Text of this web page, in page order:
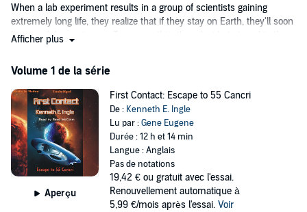
When a lab experiment results in a group of scientists gaining
extremely long life, they realize that if they stay on Earth, they'll soon
become lab specimens. To escape this, they decide to travel to the
©2009 Kenneth E. Ingle (P)2010 Books In Motion
Afficher plus
Volume 1 de la série
Aperçu
First Contact: Escape to 55 Cancri
De : Kenneth E. Ingle
Lu par :Gene Eugene
Durée : 12 h et 14 min
Langue : Anglais
Pas de notations
19,42 € ou gratuit avec l'essai.
Renouvellement automatique à
5,99 €/mois après l'essai. Voir